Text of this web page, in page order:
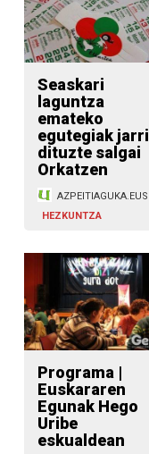
Seaskari
laguntza
emateko
egutegiak jarri
dituzte salgai
Orkatzen
AZPEITIAGUKA.EUS
HEZKUNTZA
Programa |
Euskararen
Egunak Hego
Uribe
eskualdean